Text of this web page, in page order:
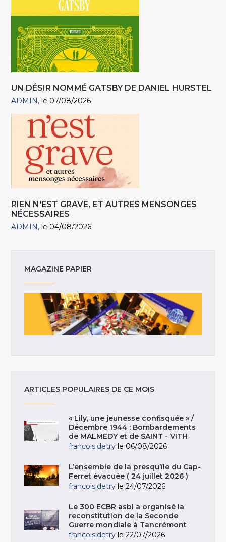
UN DÉSIR NOMMÉ GATSBY DE DANIEL HURSTEL
ADMIN le 07/08/2026
RIEN N'EST GRAVE, ET AUTRES MENSONGES
NÉCESSAIRES
ADMIN le 04/08/2026
MAGAZINE PAPIER
ARTICLES POPULAIRES DE CE MOIS
« Lily, une jeunesse confisquée » /
Décembre 1944 : Bombardements
de MALMEDY et de SAINT - VITH
francois.detry le 06/08/2026
L’ensemble de la presqu’île du Cap-
Ferret évacuée ( 24 juillet 2026 )
francois.detry le 24/07/2026
Le 300 ECBR asbl a organisé la
reconstitution de la Seconde
Guerre mondiale à Tancrémont
francois.detry le 22/07/2026